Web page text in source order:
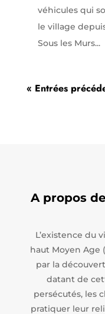
véhicules qui
le village
Sous les Murs...
« Entrées
A propos
L’existence du
haut Moyen Age
par la
datant de
persécutés, les
pratiquer leur